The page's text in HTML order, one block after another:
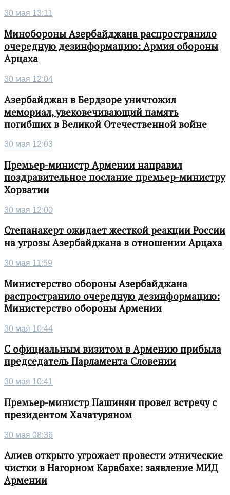
30 мая 13:11
Минобороны Азербайджана распространило
очередную дезинформацию: Армия обороны
Арцаха
30 мая 12:04
Азербайджан в Бердзоре уничтожил
мемориал, увековечивающий память
погибших в Великой Отечественной войне
30 мая 12:03
Премьер-министр Армении направил
поздравительное послание премьер-министру
Хорватии
30 мая 12:00
Степанакерт ожидает жесткой реакции России
на угрозы Азербайджана в отношении Арцаха
30 мая 11:59
Министерство обороны Азербайджана
распространило очередную дезинформацию:
Министерство обороны Армении
30 мая 10:44
С официальным визитом в Армению прибыла
председатель Парламента Словении
30 мая 10:41
Премьер-министр Пашинян провел встречу с
президентом Хачатуряном
30 мая 08:36
Алиев открыто угрожает провести этнические
чистки в Нагорном Карабахе: заявление МИД
Армении